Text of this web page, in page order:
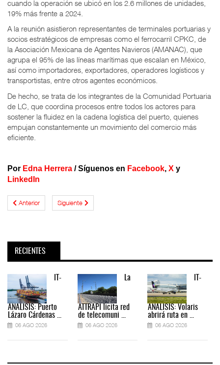
cuando la operación se ubicó en los 2.6 millones de unidades,
19% más frente a 2024.
A la reunión asistieron representantes de terminales portuarias y
socios estratégicos de empresas como el ferrocarril CPKC, de
la Asociación Mexicana de Agentes Navieros (AMANAC), que
agrupa el 95% de las líneas marítimas que escalan en México,
así como importadores, exportadores, operadores logísticos y
transportistas, entre otros agentes económicos.
De hecho, se trata de los integrantes de la Comunidad Portuaria
de LC, que coordina procesos entre todos los actores para
sostener la fluidez en la cadena logística del puerto, quienes
empujan constantemente un movimiento del comercio más
eficiente.
Por Edna Herrera /Síguenos en Facebook, X y
LinkedIn
Anterior Siguiente
RECIENTES
IT-
ANÁLISIS: Puerto
Lázaro Cárdenas ...
06 AGO 2026
La
ATTRAPI licita red
de telecomuni ...
06 AGO 2026
IT-
ANÁLISIS: Volaris
abrirá ruta en ...
06 AGO 2026